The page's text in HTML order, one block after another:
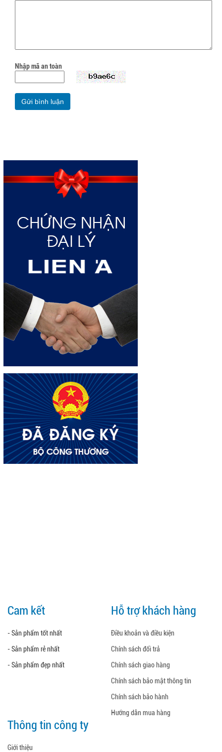
Nhập mã an toàn
Gửi bình luận
Cam kết
- Sản phẩm tốt nhất
- Sản phẩm rẻ nhất
- Sản phẩm đẹp nhất
Hỗ trợ khách hàng
Điều khoản và điều kiện
Chính sách đổi trả
Chính sách giao hàng
Chính sách bảo mật thông tin
Chính sách bảo hành
Hướng dẫn mua hàng
Thông tin công ty
Giới thiệu